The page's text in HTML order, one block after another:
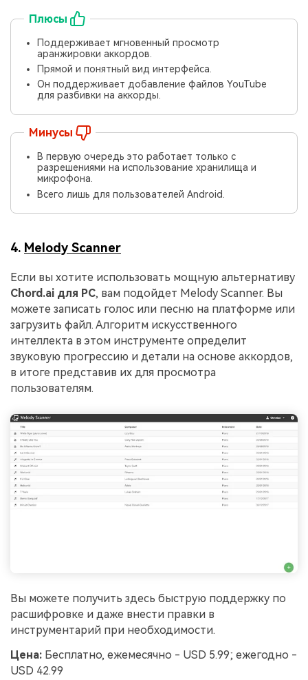
Плюсы
Поддерживает мгновенный просмотр
аранжировки аккордов.
Прямой и понятный вид интерфейса.
Он поддерживает добавление файлов YouTube
для разбивки на аккорды.
Минусы
В первую очередь это работает только с
разрешениями на использование хранилища и
микрофона.
Всего лишь для пользователей Android.
4. Melody Scanner
Если вы хотите использовать мощную альтернативу
Chord.ai для PC, вам подойдет Melody Scanner. Вы
можете записать голос или песню на платформе или
загрузить файл. Алгоритм искусственного
интеллекта в этом инструменте определит
звуковую прогрессию и детали на основе аккордов,
в итоге представив их для просмотра
пользователям.
Вы можете получить здесь быструю поддержку по
расшифровке и даже внести правки в
инструментарий при необходимости.
Цена: Бесплатно, ежемесячно - USD 5.99; ежегодно -
USD 42.99